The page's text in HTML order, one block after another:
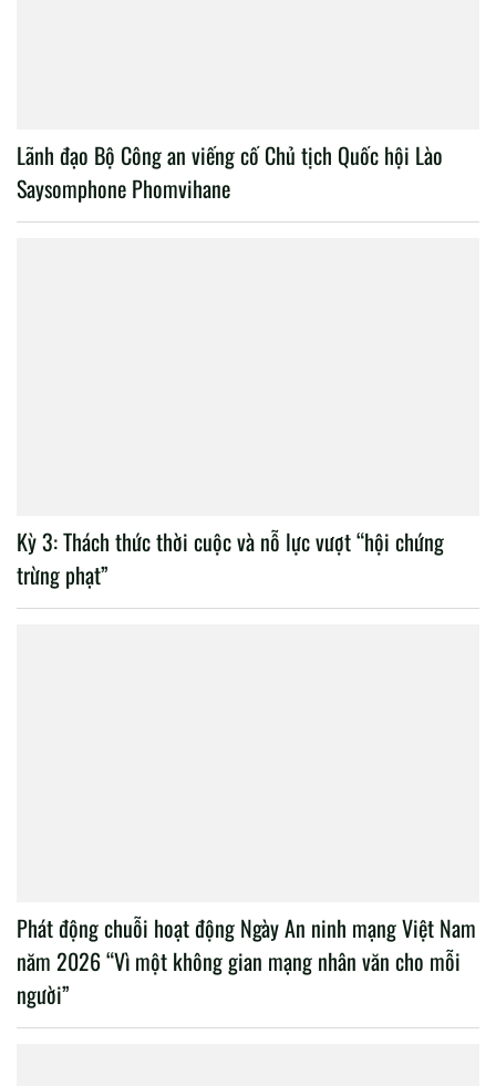
Lãnh đạo Bộ Công an viếng cố Chủ tịch Quốc hội Lào
Saysomphone Phomvihane
Kỳ 3: Thách thức thời cuộc và nỗ lực vượt “hội chứng
trừng phạt”
Phát động chuỗi hoạt động Ngày An ninh mạng Việt Nam
năm 2026 “Vì một không gian mạng nhân văn cho mỗi
người”